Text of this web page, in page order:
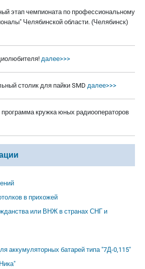
этап чемпионата по профессиональному
Челябинской области. (Челябинск)
далее>>>
столик для пайки SMD далее>>>
кружка юных радиооператоров
в прихожей
или ВНЖ в странах СНГ и
аккумуляторных батарей типа "7Д-0,115"